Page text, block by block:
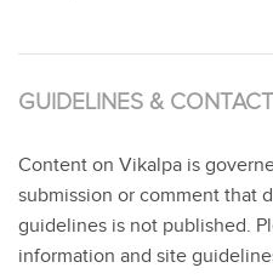
GUIDELINES & CONTACT
Content on Vikalpa is
submission or comment that
guidelines is not published.
information and site